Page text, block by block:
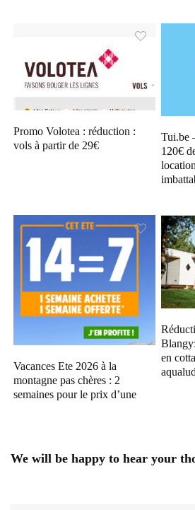
Promo Volotea : réduction :
vols à partir de 29€
Tui.be
120€
Vacances Ete 2026 à la
montagne pas chères : 2
semaines pour le prix d’une
en
We will be happy to hear your